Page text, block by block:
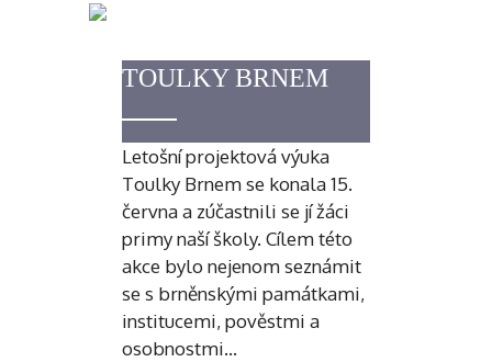
TOULKY BRNEM
Letošní projektová výuka
Toulky Brnem se konala 15.
června a zúčastnili se jí žáci
primy naší školy. Cílem této
akce bylo nejenom seznámit
se s brněnskými památkami,
institucemi, pověstmi a
osobnostmi…